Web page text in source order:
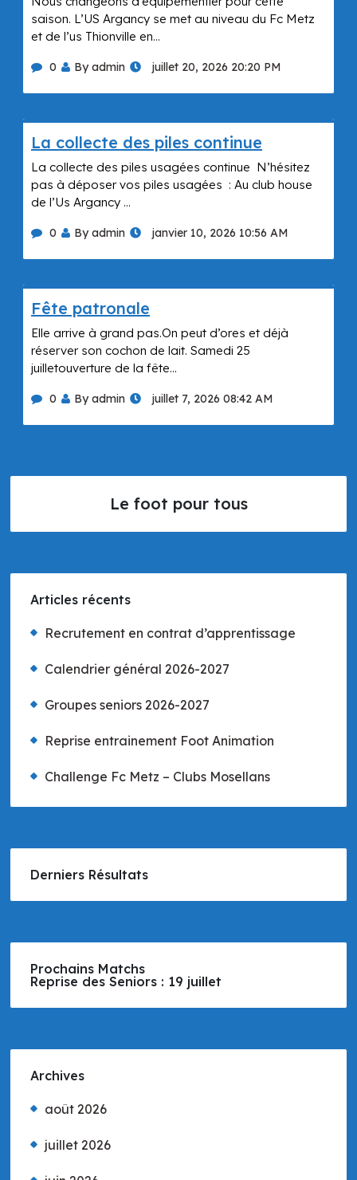
saison. L’US Argancy se met au niveau du Fc Metz
et de l’us Thionville en…
0 By admin juillet 20, 2026 20:20 PM
La collecte des piles continue
La collecte des piles usagées continue N’hésitez
pas à déposer vos piles usagées : Au club house
de l’Us Argancy …
0 By admin janvier 10, 2026 10:56 AM
Fête patronale
Elle arrive à grand pas.On peut d’ores et déjà
réserver son cochon de lait. Samedi 25
juilletouverture de la fête…
0 By admin juillet 7, 2026 08:42 AM
Le foot pour tous
Articles récents
Recrutement en contrat d’apprentissage
Calendrier général 2026-2027
Groupes seniors 2026-2027
Reprise entrainement Foot Animation
Challenge Fc Metz – Clubs Mosellans
Derniers Résultats
Prochains Matchs
Reprise des Seniors : 19 juillet
Archives
août 2026
juillet 2026